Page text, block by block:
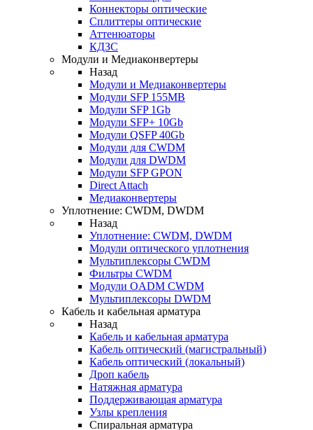
Коннекторы оптические
Сплиттеры оптические
Аттенюаторы
КДЗС
Модули и Медиаконвертеры
Назад
Модули и Медиаконвертеры
Модули SFP 155MB
Модули SFP 1Gb
Модули SFP+ 10Gb
Модули QSFP 40Gb
Модули для CWDM
Модули для DWDM
Модули SFP GPON
Direct Attach
Медиаконвертеры
Уплотнение: CWDM, DWDM
Назад
Уплотнение: CWDM, DWDM
Модули оптического уплотнения
Мультиплексоры CWDM
Фильтры CWDM
Модули OADM CWDM
Мультиплексоры DWDM
Кабель и кабельная арматура
Назад
Кабель и кабельная арматура
Кабель оптический (магистральный)
Кабель оптический (локальный)
Дроп кабель
Натяжная арматура
Поддерживающая арматура
Узлы крепления
Спиральная арматура